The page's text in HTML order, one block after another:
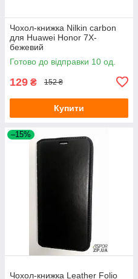
Чохол-книжка Nilkin carbon
для Huawei Honor 7X-
бежевий
Готово до відправки 10 од.
129 ₴ 152 ₴
Купити
–15%
Чохол-книжка Leather Folio